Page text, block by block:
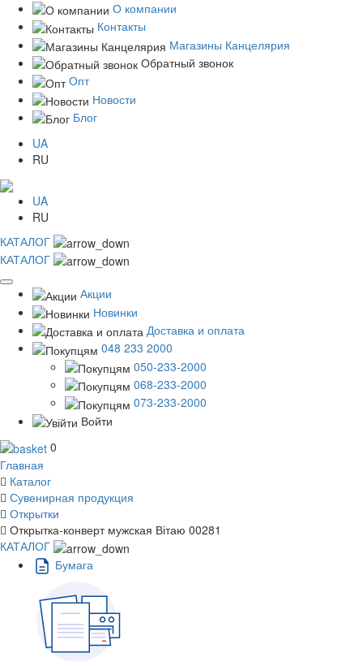
О компании
Контакты
Магазины Канцелярия
Обратный звонок
Опт
Новости
Блог
UA
RU
UA
RU
КАТАЛОГ
КАТАЛОГ
Акции
Новинки
Доставка и оплата
048 233 2000
050-233-2000
068-233-2000
073-233-2000
Войти
0
Главная
Каталог
Сувенирная продукция
Открытки
Открытка-конверт мужская Вітаю 00281
КАТАЛОГ
Бумага